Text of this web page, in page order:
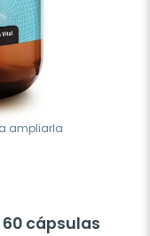
ampliarla
cápsulas